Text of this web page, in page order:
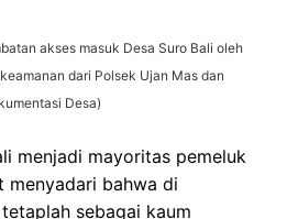
akses masuk Desa Suro Bali oleh
dari Polsek Ujan Mas dan
Desa)
menjadi mayoritas pemeluk
menyadari bahwa di
sebagai kaum